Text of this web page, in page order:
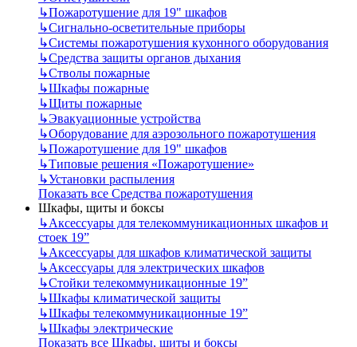
↳Пожаротушение для 19" шкафов
↳Сигнально-осветительные приборы
↳Системы пожаротушения кухонного оборудования
↳Средства защиты органов дыхания
↳Стволы пожарные
↳Шкафы пожарные
↳Щиты пожарные
↳Эвакуационные устройства
↳Оборудование для аэрозольного пожаротушения
↳Пожаротушение для 19" шкафов
↳Типовые решения «Пожаротушение»
↳Установки распыления
Показать все Средства пожаротушения
Шкафы, щиты и боксы
↳Аксессуары для телекоммуникационных шкафов и
стоек 19”
↳Аксессуары для шкафов климатической защиты
↳Аксессуары для электрических шкафов
↳Стойки телекоммуникационные 19”
↳Шкафы климатической защиты
↳Шкафы телекоммуникационные 19”
↳Шкафы электрические
Показать все Шкафы, щиты и боксы